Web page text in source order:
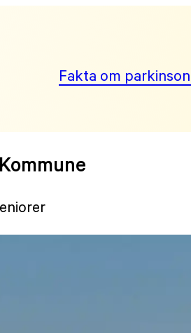
Fakta om parkinson